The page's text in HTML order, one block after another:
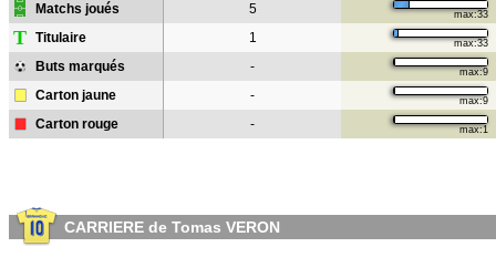
Matchs joués 5 max:33
T Titulaire 1 max:33
Buts marqués - max:9
Carton jaune - max:9
Carton rouge - max:1
CARRIERE de Tomas VERON